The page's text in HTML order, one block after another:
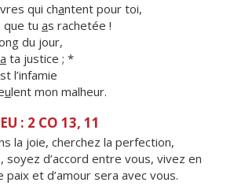
qui chantent pour toi,
que tu as rachetée !
du jour,
a ta justice ; *
l’infamie
ulent mon malheur.
: 2 CO 13, 11
la joie, cherchez la perfection,
soyez d’accord entre vous, vivez en
paix et d’amour sera avec vous.